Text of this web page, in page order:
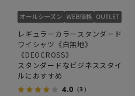
レギュラーカラースタンダード
ワイシャツ《白無地》
《DEOCROSS》
スタンダードなビジネススタイ
ルにおすすめ
4.0 （3）